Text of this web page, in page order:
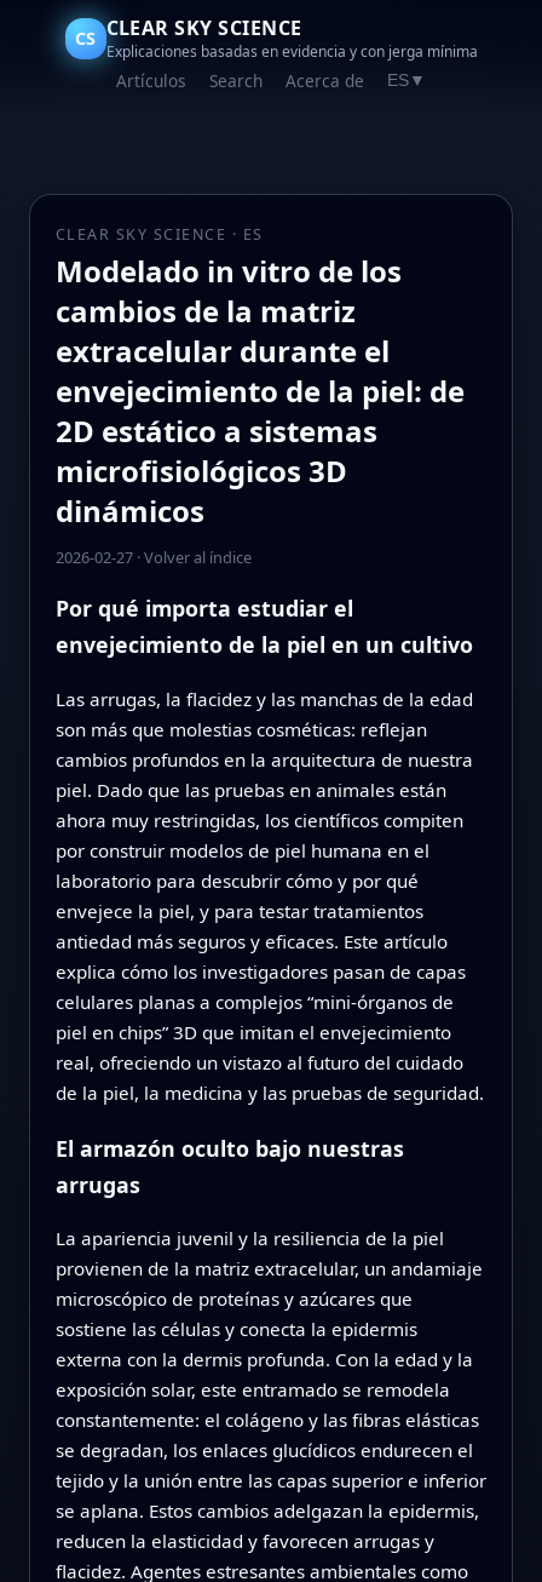
CS CLEAR SKY SCIENCE
Explicaciones basadas en evidencia y con jerga mínima
Artículos Search Acerca de ES ▼
CLEAR SKY SCIENCE · ES
Modelado in vitro de los
cambios de la matriz
extracelular durante el
envejecimiento de la piel: de
2D estático a sistemas
microfisiológicos 3D
dinámicos
2026-02-27·Volver al índice
Por qué importa estudiar el
envejecimiento de la piel en un cultivo
Las arrugas, la flacidez y las manchas de la edad
son más que molestias cosméticas: reflejan
cambios profundos en la arquitectura de nuestra
piel. Dado que las pruebas en animales están
ahora muy restringidas, los científicos compiten
por construir modelos de piel humana en el
laboratorio para descubrir cómo y por qué
envejece la piel, y para testar tratamientos
antiedad más seguros y eficaces. Este artículo
explica cómo los investigadores pasan de capas
celulares planas a complejos “mini-órganos de
piel en chips” 3D que imitan el envejecimiento
real, ofreciendo un vistazo al futuro del cuidado
de la piel, la medicina y las pruebas de seguridad.
El armazón oculto bajo nuestras
arrugas
La apariencia juvenil y la resiliencia de la piel
provienen de la matriz extracelular, un andamiaje
microscópico de proteínas y azúcares que
sostiene las células y conecta la epidermis
externa con la dermis profunda. Con la edad y la
exposición solar, este entramado se remodela
constantemente: el colágeno y las fibras elásticas
se degradan, los enlaces glucídicos endurecen el
tejido y la unión entre las capas superior e inferior
se aplana. Estos cambios adelgazan la epidermis,
reducen la elasticidad y favorecen arrugas y
flacidez. Agentes estresantes ambientales como